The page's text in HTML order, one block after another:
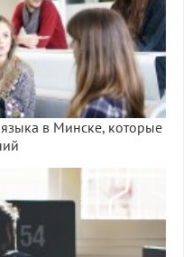
в Минске, которые